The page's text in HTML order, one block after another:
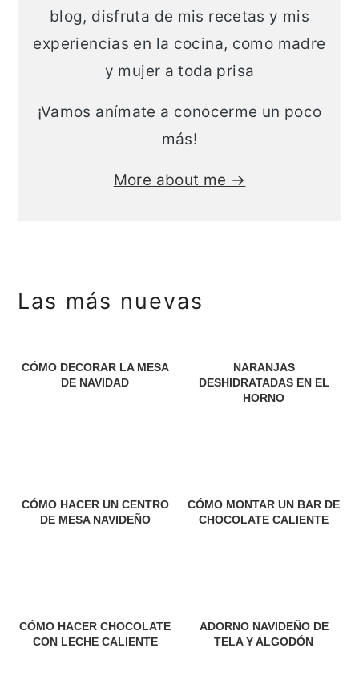
blog, disfruta de mis recetas y mis
experiencias en la cocina, como madre
y mujer a toda prisa
¡Vamos anímate a conocerme un poco
más!
More about me →
Las más nuevas
CÓMO DECORAR LA MESA
DE NAVIDAD
NARANJAS
DESHIDRATADAS EN EL
HORNO
CÓMO HACER UN CENTRO
DE MESA NAVIDEÑO
CÓMO MONTAR UN BAR DE
CHOCOLATE CALIENTE
CÓMO HACER CHOCOLATE
CON LECHE CALIENTE
ADORNO NAVIDEÑO DE
TELA Y ALGODÓN